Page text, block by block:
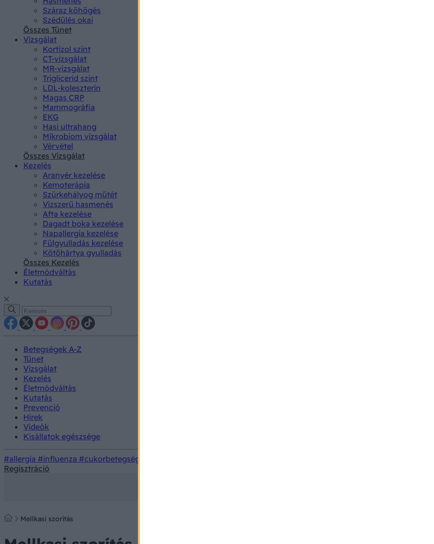
Száraz köhögés
Szédülés okai
Összes Tünet
Vizsgálat
Kortizol szint
CT-vizsgálat
MR-vizsgálat
Triglicerid szint
LDL-koleszterin
Magas CRP
Mammográfia
EKG
Hasi ultrahang
Mikrobiom vizsgálat
Vérvétel
Összes Vizsgálat
Kezelés
Aranyér kezelése
Kemoterápia
Szürkehályog műtét
Vízszerű hasmenés
Afta kezelése
Dagadt boka kezelése
Napallergia kezelése
Fülgyulladás kezelése
Kötőhártya gyulladás
Összes Kezelés
Életmódváltás
Kutatás
Betegségek A-Z
Tünet
Vizsgálat
Kezelés
Életmódváltás
Kutatás
Prevenció
Hírek
Videók
Kisállatok egészsége
#allergia #influenza #cukorbetegség
Regisztráció
Mellkasi szorítás